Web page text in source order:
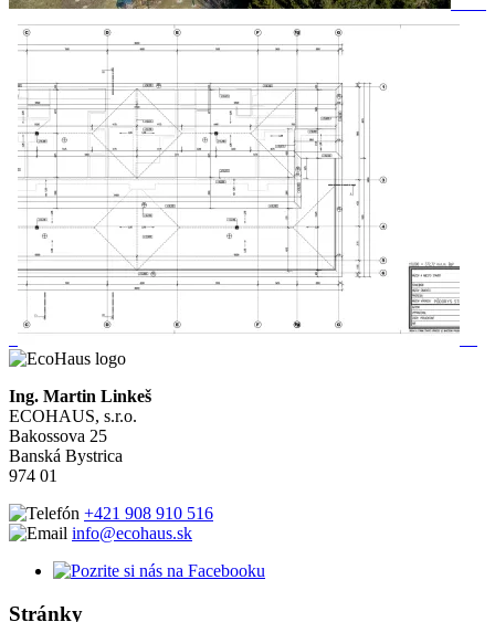
Ing. Martin Linkeš
ECOHAUS, s.r.o.
Bakossova 25
Banská Bystrica
974 01
+421 908 910 516
info@ecohaus.sk
Stránky